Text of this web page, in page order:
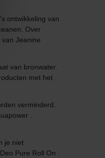
ontwikkeling van
Over
Jeanine
van bronwater.
met het
verminderd.
.
je niet
Pure Roll On .